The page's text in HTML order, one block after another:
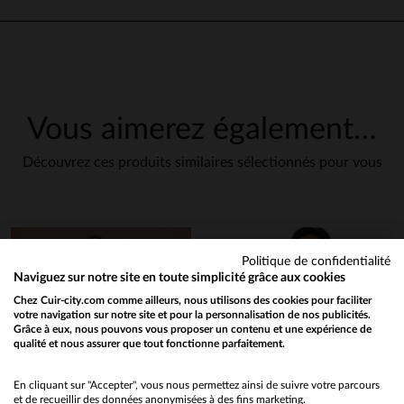
Vous aimerez également…
Découvrez ces produits similaires sélectionnés pour vous
Would you like to be redirected to our English site?
No
Politique de confidentialité
Naviguez sur notre site en toute simplicité grâce aux cookies
Chez Cuir-city.com comme ailleurs, nous utilisons des cookies pour faciliter
votre navigation sur notre site et pour la personnalisation de nos publicités.
Grâce à eux, nous pouvons vous proposer un contenu et une expérience de
qualité et nous assurer que tout fonctionne parfaitement.
En cliquant sur "Accepter", vous nous permettez ainsi de suivre votre parcours
et de recueillir des données anonymisées à des fins marketing.